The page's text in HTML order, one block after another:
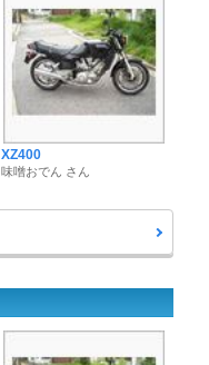
XZ400
味噌おでん さん